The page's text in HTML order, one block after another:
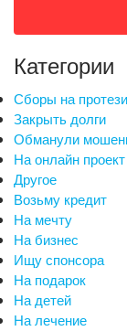
Категории
Сборы на
Закрыть долги
Обманули
На онлайн проект
Другое
Возьму кредит
На мечту
На бизнес
Ищу спонсора
На подарок
На детей
На лечение